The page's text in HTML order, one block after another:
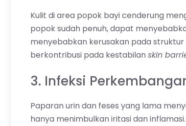
Kulit di area popok bayi cenderung
popok sudah penuh, dapat
menyebabkan kerusakan pada struktur
berkontribusi pada kestabilan skin
3. Infeksi
Paparan urin dan feses yang lama
hanya menimbulkan iritasi dan